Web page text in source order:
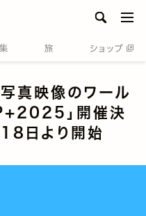
真映像のワール
」開催決
日より開始